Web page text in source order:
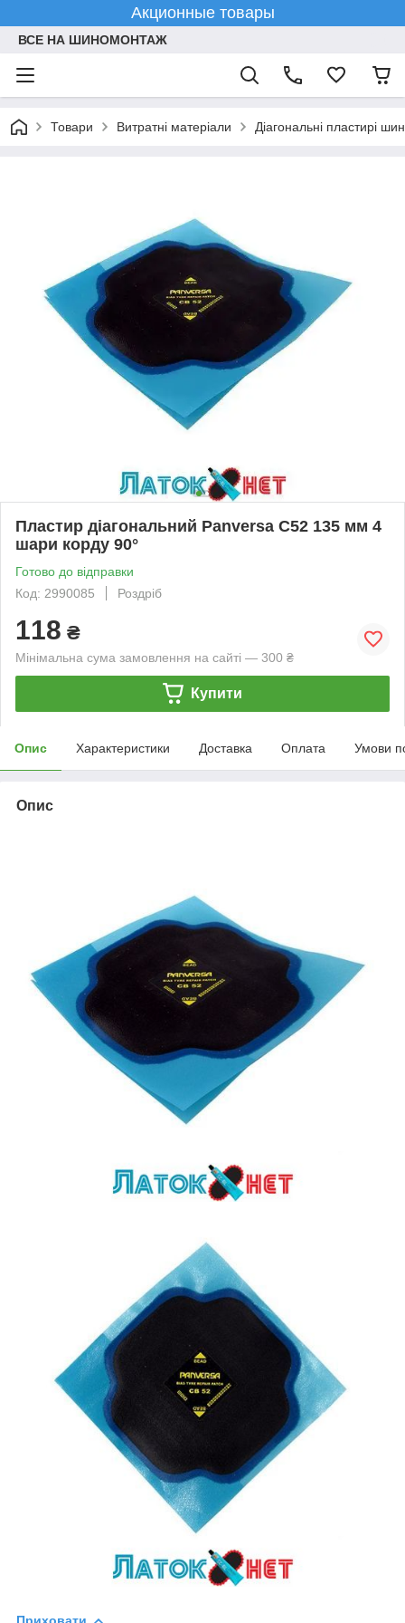
Акционные товары
ВСЕ НА ШИНОМОНТАЖ
Товари Витратні матеріали Діагональні пластирі шин
Пластир діагональний Panversa С52 135 мм 4
шари корду 90°
Готово до відправки
Код: 2990085
Роздріб
118 ₴
Мінімальна сума замовлення на сайті — 300 ₴
Купити
Опис Характеристики Доставка Оплата Умови
Опис
Приховати